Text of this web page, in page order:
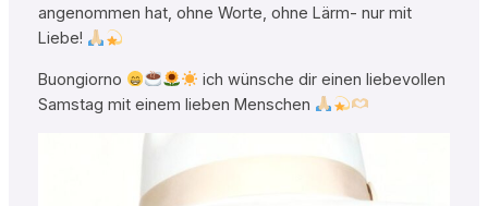
angenommen hat, ohne Worte, ohne Lärm- nur mit
Liebe!
Buongiorno
ich wünsche dir einen liebevollen
Samstag mit einem lieben Menschen